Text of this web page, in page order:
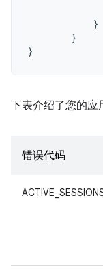
}
}
}
下表介绍了您的应
错误代码